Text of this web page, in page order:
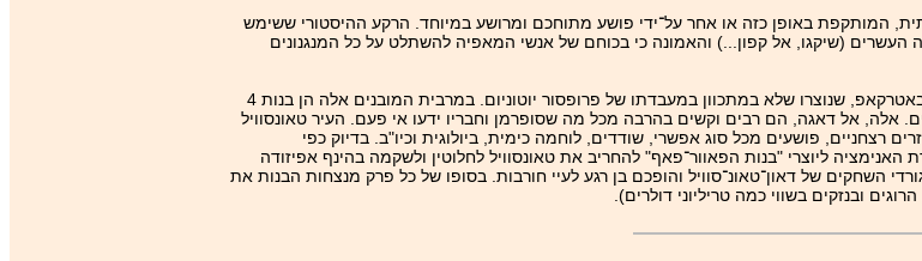
המותקפת באופן כזה או אחר על־ידי פושע מתוחכם ומרושע במיוחד. הרקע ההיסטורי ששימש
(שיקגו, אל קפון...) והאמונה כי בכוחם של אנשי המאפיה להשתלט על כל המנגנונים
בנות הפאוור־פאף הן גיבורות־על שונות במקצת. מדובר בשלוש ילדות בנות 4, בלוסום, באבלס ובאטרקאפ, שנוצרו שלא במתכוון במעבדתו של פרופסור יוטוניום. במרבית המובנים אלה הן בנות 4
אל דאגה, הם רבים וקשים בהרבה מכל מה שסופרמן וחבריו ידעו אי פעם. העיר טאונסוויל
רצחניים, פושעים מכל סוג אפשרי, שודדים, לוחמה כימית, ביולוגית וכיו"ב. בדיוק כפי
ליוצרי "בנות הפאוור־פאף" להחריב את טאונסוויל לחלוטין ולשקמה בהינף אפיזודה
השחקים של דאון־טאונ־סוויל והופכם בן רגע לעיי חורבות. בסופו של כל פרק מנצחות הבנות את